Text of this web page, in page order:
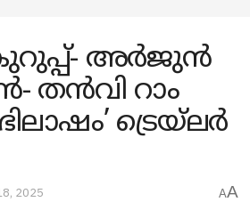
അർജുൻ
റാം
ട്രെയ്‌ലർ
2025 AA